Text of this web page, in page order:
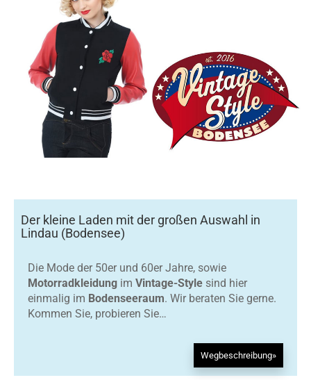
Der kleine Laden mit der großen Auswahl in
Lindau (Bodensee)
Die Mode der 50er und 60er Jahre, sowie
Motorradkleidung im Vintage-Style sind hier
einmalig im Bodenseeraum. Wir beraten Sie gerne.
Kommen Sie, probieren Sie…
Wegbeschreibung»